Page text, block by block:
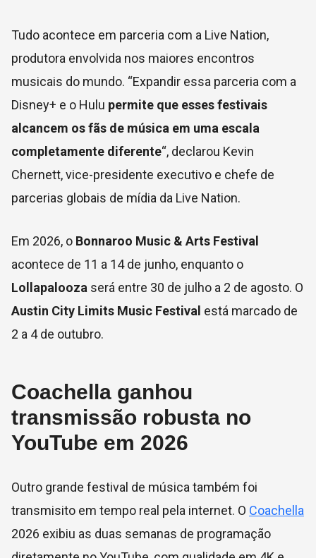
Tudo acontece em parceria com a Live Nation,
produtora envolvida nos maiores encontros
musicais do mundo. “Expandir essa parceria com a
Disney+ e o Hulu permite que esses festivais
alcancem os fãs de música em uma escala
completamente diferente“, declarou Kevin
Chernett, vice-presidente executivo e chefe de
parcerias globais de mídia da Live Nation.
Em 2026, o Bonnaroo Music & Arts Festival
acontece de 11 a 14 de junho, enquanto o
Lollapalooza será entre 30 de julho a 2 de agosto. O
Austin City Limits Music Festival está marcado de
2 a 4 de outubro.
Coachella ganhou
transmissão robusta no
YouTube em 2026
Outro grande festival de música também foi
transmisito em tempo real pela internet. O Coachella
2026 exibiu as duas semanas de programação